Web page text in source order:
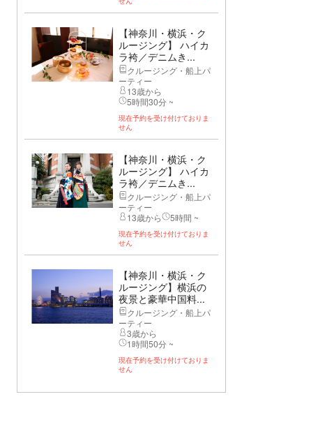
【神奈川・横浜・ク
ルージング】 ハイカ
ラ袴／デニムき...
クルージング・船上パ
ーティー
13歳から
5時間30分 ~
現在予約を受け付けておりま
せん
【神奈川・横浜・ク
ルージング】 ハイカ
ラ袴／デニムき...
クルージング・船上パ
ーティー
13歳から
5時間 ~
現在予約を受け付けておりま
せん
【神奈川・横浜・ク
ルージング】横浜の
夜景と豪華中国料...
クルージング・船上パ
ーティー
3歳から
1時間50分 ~
現在予約を受け付けておりま
せん